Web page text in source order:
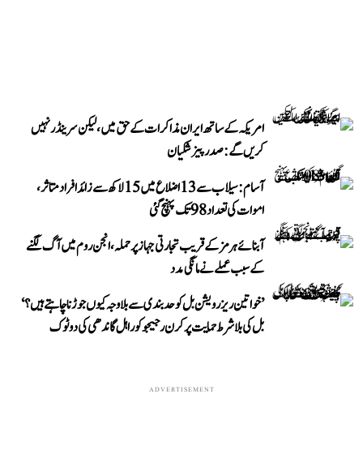
امریکہ کے ساتھ ایران مذاکرات کے حق میں، لیکن سرینڈر نہیں
کریں گے: صدر پیزشکیان
آسام: سیلاب سے 13 اضلاع میں 15 لاکھ سے زائد افراد متاثر،
اموات کی تعداد 98 تک پہنچ گئی
آبنائے ہرمز کے قریب تجارتی جہاز پر حملہ، انجن روم میں آگ لگنے
کے سبب عملے نے مانگی مدد
’خواتین ریزرویشن بل کو حدبندی سے بلا وجہ کیوں جوڑنا چاہتے ہیں؟‘
بل کی بلا شرط حمایت پر کرن رجیجو کو راہل گاندھی کی دوٹوک
ADVERTISEMENT